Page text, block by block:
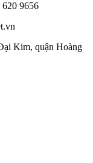
9656
Kim, quận Hoàng